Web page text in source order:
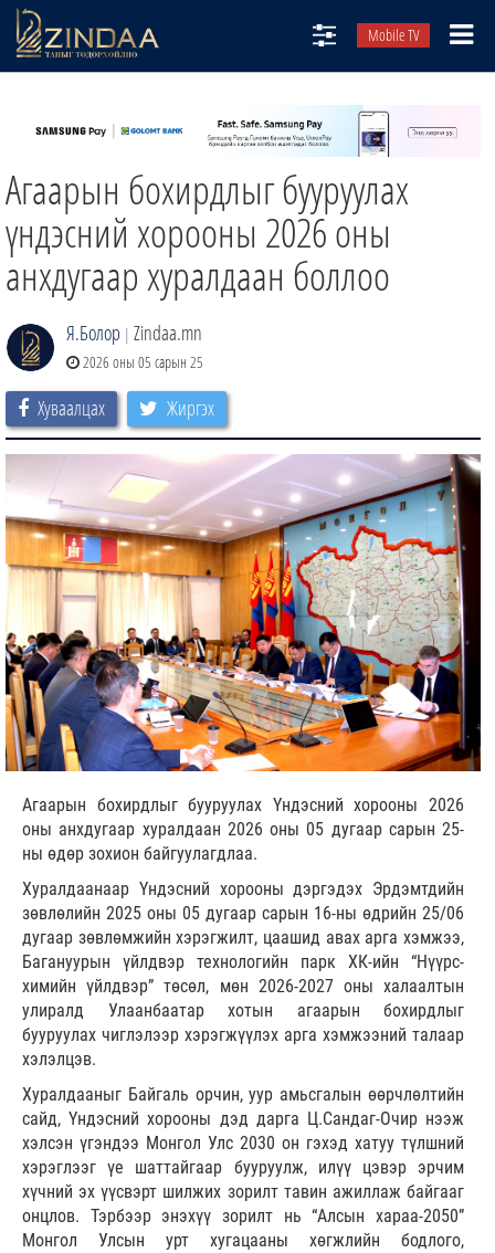
Mobile TV
ТВ8
ӨГЛӨӨНИЙ СОНИН
АУДИО ЗОХИОЛ
ЗИНДАА СЭТГҮҮЛ
Агаарын бохирдлыг бууруулах
үндэсний хорооны 2026 оны
анхдугаар хуралдаан боллоо
Я.Болор | Zindaa.mn
2026 оны 05 сарын 25
Хуваалцах Жиргэх
Агаарын бохирдлыг бууруулах Үндэсний хорооны 2026
оны анхдугаар хуралдаан 2026 оны 05 дугаар сарын 25-
ны өдөр зохион байгуулагдлаа.
Хуралдаанаар Үндэсний хорооны дэргэдэх Эрдэмтдийн
зөвлөлийн 2025 оны 05 дугаар сарын 16-ны өдрийн 25/06
дугаар зөвлөмжийн хэрэгжилт, цаашид авах арга хэмжээ,
Багануурын үйлдвэр технологийн парк ХК-ийн “Нүүрс-
химийн үйлдвэр” төсөл, мөн 2026-2027 оны халаалтын
улиралд Улаанбаатар хотын агаарын бохирдлыг
бууруулах чиглэлээр хэрэгжүүлэх арга хэмжээний талаар
хэлэлцэв.
Хуралдааныг Байгаль орчин, уур амьсгалын өөрчлөлтийн
сайд, Үндэсний хорооны дэд дарга Ц.Сандаг-Очир нээж
хэлсэн үгэндээ Монгол Улс 2030 он гэхэд хатуу түлшний
хэрэглээг үе шаттайгаар бууруулж, илүү цэвэр эрчим
хүчний эх үүсвэрт шилжих зорилт тавин ажиллаж байгааг
онцлов. Тэрбээр энэхүү зорилт нь “Алсын хараа-2050”
Монгол Улсын урт хугацааны хөгжлийн бодлого,